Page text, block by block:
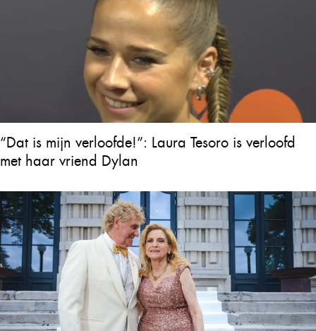
“Dat is mijn verloofde!”: Laura Tesoro is verloofd
met haar vriend Dylan